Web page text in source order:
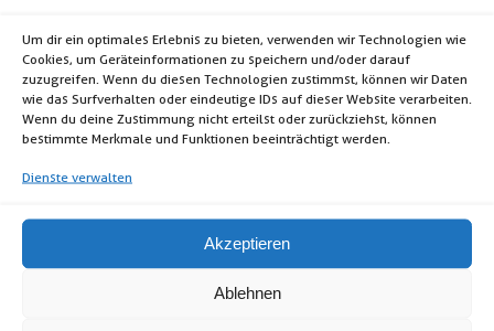
Um dir ein optimales Erlebnis zu bieten, verwenden wir Technologien wie
Cookies, um Geräteinformationen zu speichern und/oder darauf
zuzugreifen. Wenn du diesen Technologien zustimmst, können wir Daten
wie das Surfverhalten oder eindeutige IDs auf dieser Website verarbeiten.
Wenn du deine Zustimmung nicht erteilst oder zurückziehst, können
bestimmte Merkmale und Funktionen beeinträchtigt werden.
Dienste verwalten
Akzeptieren
Ablehnen
Trennkordel schwarz
Trennkordel (Farbe: schwarz; Seillänge: 1,5m)
inkl. Reinigung
schwarz